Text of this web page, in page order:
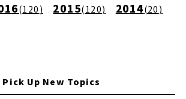
(120 ) 2015(120) 2014(20 )
Pick Up New Topics